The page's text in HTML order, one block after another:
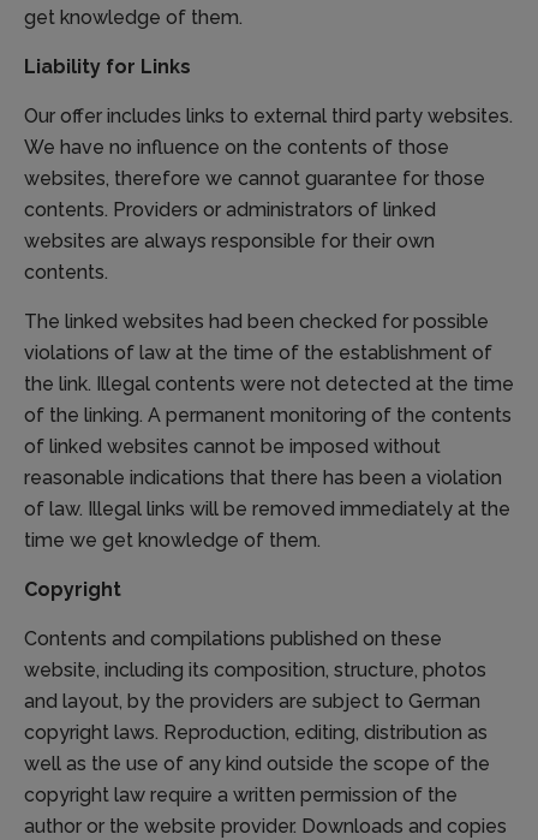
get knowledge of them.
Liability for Links
Our offer includes links to external third party websites.
We have no influence on the contents of those
websites, therefore we cannot guarantee for those
contents. Providers or administrators of linked
websites are always responsible for their own
contents.
The linked websites had been checked for possible
violations of law at the time of the establishment of
the link. Illegal contents were not detected at the time
of the linking. A permanent monitoring of the contents
of linked websites cannot be imposed without
reasonable indications that there has been a violation
of law. Illegal links will be removed immediately at the
time we get knowledge of them.
Copyright
Contents and compilations published on these
website, including its composition, structure, photos
and layout, by the providers are subject to German
copyright laws. Reproduction, editing, distribution as
well as the use of any kind outside the scope of the
copyright law require a written permission of the
author or the website provider. Downloads and copies